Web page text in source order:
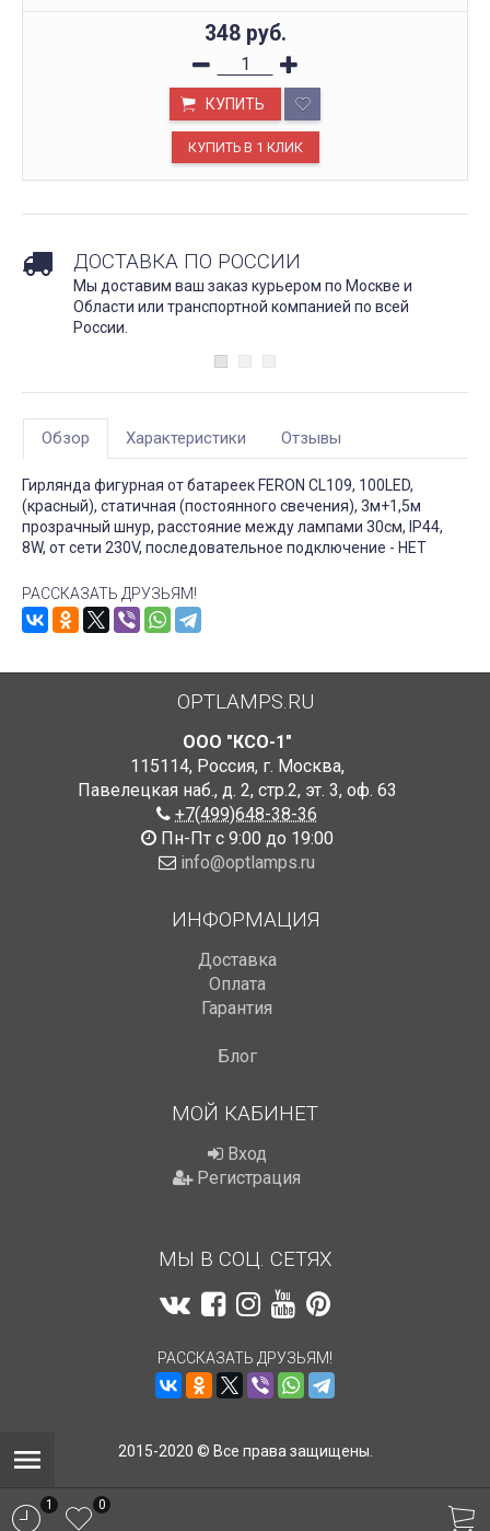
348 руб.
КУПИТЬ
ДОСТАВКА ПО РОССИИ
Мы доставим ваш заказ курьером по Москве и
Области или транспортной компанией по всей
России.
Обзор Характеристики Отзывы
Гирлянда фигурная от батареек FERON CL109, 100LED,
(красный), статичная (постоянного свечения), 3м+1,5м
прозрачный шнур, расстояние между лампами 30см, IP44,
8W, от сети 230V, последовательное подключение - НЕТ
РАССКАЗАТЬ ДРУЗЬЯМ!
OPTLAMPS.RU
ООО "КСО-1"
115114, Россия, г. Москва,
Павелецкая наб., д. 2, стр.2, эт. 3, оф. 63
+7(499)648-38-36
Пн-Пт с 9:00 до 19:00
info@optlamps.ru
ИНФОРМАЦИЯ
Доставка
Оплата
Гарантия
Блог
МОЙ КАБИНЕТ
Вход
Регистрация
МЫ В СОЦ. СЕТЯХ
РАССКАЗАТЬ ДРУЗЬЯМ!
2015-2020 © Все права защищены.
1 0